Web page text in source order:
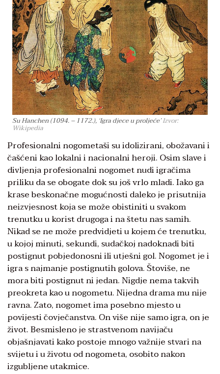
Su Hanchen (1094. – 1172.), ‘Igra djece u proljeće’Izvor:
Wikipedia
Profesionalni nogometaši su idolizirani, obožavani i
čašćeni kao lokalni i nacionalni heroji. Osim slave i
divljenja profesionalni nogomet nudi igračima
priliku da se obogate dok su još vrlo mladi. Iako ga
krase beskonačne mogućnosti daleko je prisutnija
neizvjesnost koja se može obistiniti u svakom
trenutku u korist drugoga i na štetu nas samih.
Nikad se ne može predvidjeti u kojem će trenutku,
u kojoj minuti, sekundi, sudačkoj nadoknadi biti
postignut pobjedonosni ili utješni gol. Nogomet je i
igra s najmanje postignutih golova. Štoviše, ne
mora biti postignut ni jedan. Nigdje nema takvih
preokreta kao u nogometu. Nijedna drama mu nije
ravna. Zato, nogomet ima posebno mjesto u
povijesti čovječanstva. On više nije samo igra, on je
život. Besmisleno je strastvenom navijaču
objašnjavati kako postoje mnogo važnije stvari na
svijetu i u životu od nogometa, osobito nakon
izgubljene utakmice.